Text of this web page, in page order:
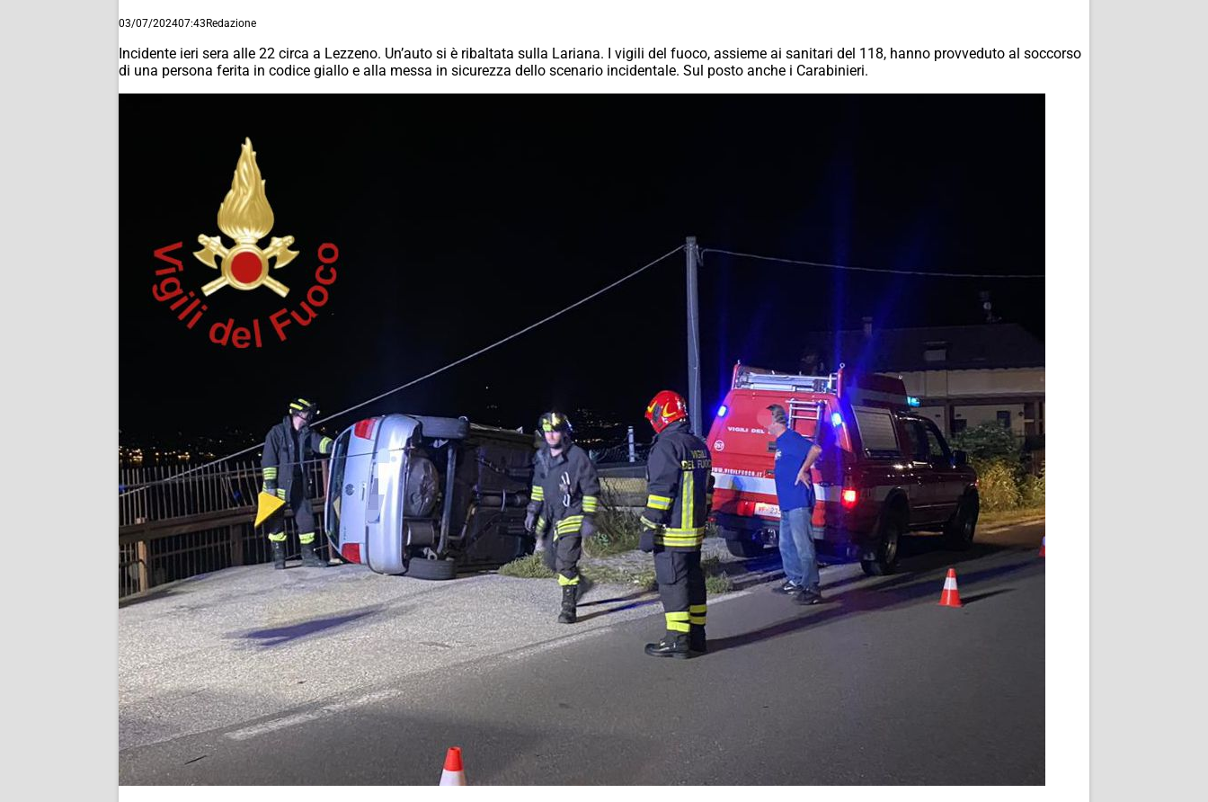
03/07/202407:43Redazione
Incidente ieri sera alle 22 circa a Lezzeno. Un’auto si è ribaltata sulla Lariana. I vigili del fuoco, assieme ai sanitari del 118, hanno provveduto al soccorso
di una persona ferita in codice giallo e alla messa in sicurezza dello scenario incidentale. Sul posto anche i Carabinieri.